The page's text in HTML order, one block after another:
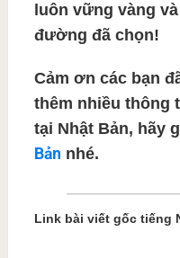
luôn vững vàng
đường đã chọn!
Cảm ơn các bạn
thêm nhiều thông
tại Nhật Bản, hãy
Bản nhé.
Link bài viết gốc tiếng